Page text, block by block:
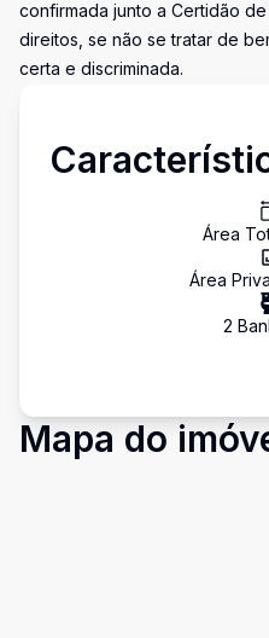
confirmada junto a Certidão
direitos, se não se tratar de
certa e discriminada.
Área
Área
2
Mapa do